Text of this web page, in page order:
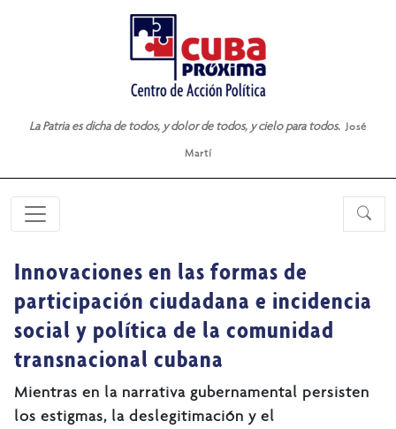
La Patria es dicha de todos, y dolor de todos, y cielo para todos. José
Martí
Innovaciones en las formas de
participación ciudadana e incidencia
social y política de la comunidad
transnacional cubana
Mientras en la narrativa gubernamental persisten
los estigmas, la deslegitimación y el